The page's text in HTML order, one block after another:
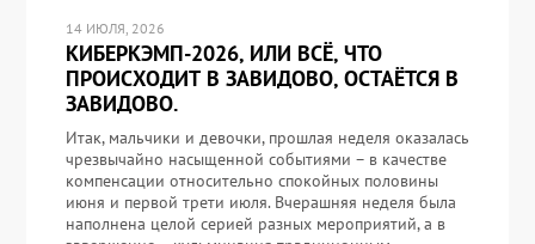
14 ИЮЛЯ, 2026
КИБЕРКЭМП-2026, ИЛИ ВСЁ, ЧТО
ПРОИСХОДИТ В ЗАВИДОВО, ОСТАЁТСЯ В
ЗАВИДОВО.
Итак, мальчики и девочки, прошлая неделя оказалась
чрезвычайно насыщенной событиями – в качестве
компенсации относительно спокойных половины
июня и первой трети июля. Вчерашняя неделя была
наполнена целой серией разных мероприятий, а в